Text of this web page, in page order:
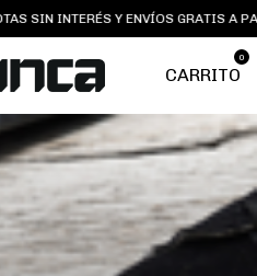
Y ENVÍOS GRATIS A PARTIR
CARRITO
0